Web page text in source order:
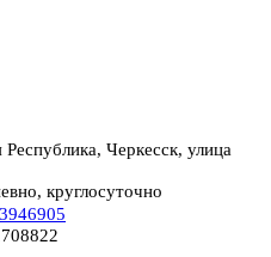
Черкесск, улица
круглосуточно